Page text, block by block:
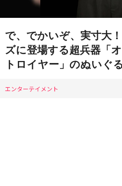
で、でかいぞ、実寸大
ズに登場する超兵器「
トロイヤー」のぬいぐ
エンターテイメント